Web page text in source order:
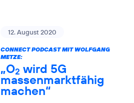
12. August 2020
CONNECT PODCAST MIT WOLFGANG
METZE:
„O2 wird 5G
massenmarktfähig
machen“